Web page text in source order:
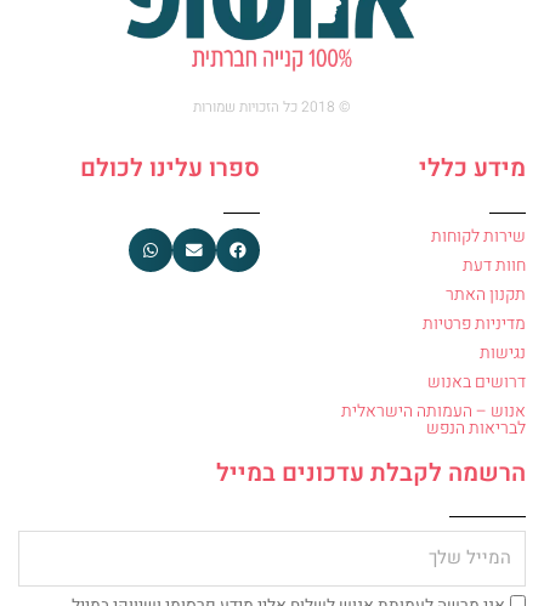
© 2018 כל הזכויות שמורות
מידע כללי
שירות לקוחות
חוות דעת
תקנון האתר
מדיניות פרטיות
נגישות
דרושים באנוש
אנוש – העמותה הישראלית
לבריאות הנפש
ספרו עלינו לכולם
הרשמה לקבלת עדכונים במייל